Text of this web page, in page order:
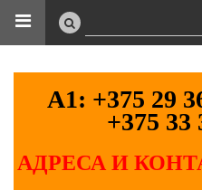
А1: +375 29
+375 33
АДРЕСА И